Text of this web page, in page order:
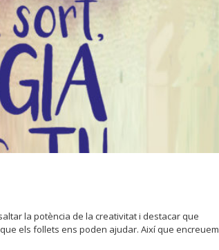
la potència de la creativitat i destacar que
els follets ens poden ajudar. Així que encreuem